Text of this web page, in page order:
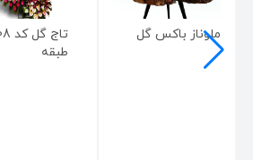
ملوناز باکس گل
طبقه